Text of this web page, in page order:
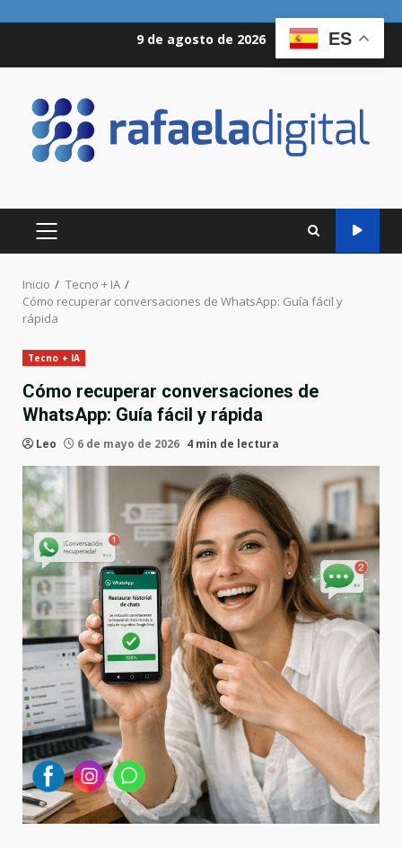
9 de agosto de 2026
MENÚ
PRINCIPAL
Inicio
Tecno + IA
Cómo recuperar conversaciones de WhatsApp: Guía fácil y
rápida
Tecno + IA
Cómo recuperar conversaciones de
WhatsApp: Guía fácil y rápida
Leo 6 de mayo de 2026 4 min de lectura
ES